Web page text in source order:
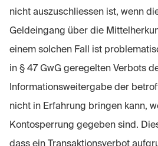
nicht auszuschliessen ist, wenn
Geldeingang über die
einem solchen Fall ist
in § 47 GwG geregelten Verbots
Informationsweitergabe der
nicht in Erfahrung bringen kann,
Kontosperrung gegeben sind.
dass ein Transaktionsverbot